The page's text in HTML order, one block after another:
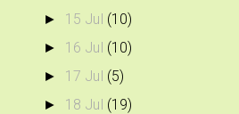
► 15 Jul (10)
► 16 Jul (10)
► 17 Jul (5)
► 18 Jul (19)